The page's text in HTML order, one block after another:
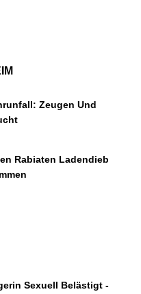
Zeugen Und
Rabiaten Ladendieb
Sexuell Belästigt -